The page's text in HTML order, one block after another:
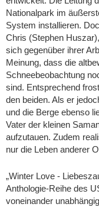
Nationalpark im
System installieren.
Chris (Stephen
sich gegenüber ihrer
Meinung, dass die
Schneebeobachtung
sind. Entsprechend
den beiden. Als er
und die Berge ebenso
Vater der kleinen
aufzutauen. Zudem
nur die Leben anderer
„Winter Love -
Anthologie-Reihe des
voneinander